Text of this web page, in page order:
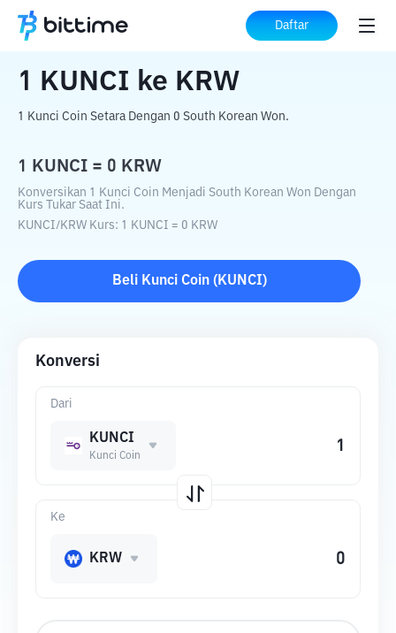
Daftar
Beranda Konverter Kripto KUNCI KRW
1 KUNCI ke KRW
1 Kunci Coin Setara Dengan 0 South Korean Won.
1 KUNCI = 0 KRW
Konversikan 1 Kunci Coin Menjadi South Korean Won Dengan
Kurs Tukar Saat Ini.
KUNCI/KRW Kurs: 1 KUNCI = 0 KRW
Beli Kunci Coin( KUNCI)
Konversi
Dari
KUNCI
Kunci Coin
Ke
KRW